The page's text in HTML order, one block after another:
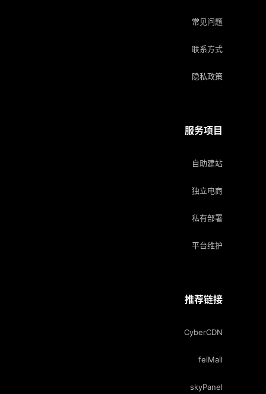
常见问题
联系方式
隐私政策
服务项目
自助建站
独立电商
私有部署
平台维护
推荐链接
CyberCDN
feiMail
skyPanel